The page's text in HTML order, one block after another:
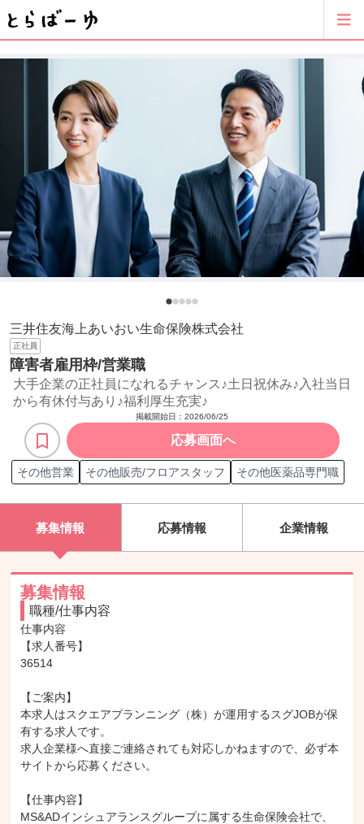
三井住友海上あいおい生命保険株式会社
正社員
障害者雇用枠/営業職
大手企業の正社員になれるチャンス♪土日祝休み♪入社当日
から有休付与あり♪福利厚生充実♪
掲載開始日： 2026/06/25
応募画面へ
その他営業 その他販売/フロアスタッフ その他医薬品専門職
募集情報 応募情報 企業情報
募集情報
職種/仕事内容
仕事内容
【求人番号】
36514
【ご案内】
本求人はスクエアプランニング（株）が運用するスグJOBが保
有する求人です。
求人企業様へ直接ご連絡されても対応しかねますので、必ず本
サイトから応募ください。
【仕事内容】
MS&ADインシュアランスグループに属する生命保険会社で、